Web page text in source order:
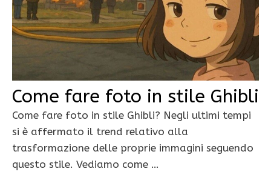
Come fare foto in stile Ghibli
Come fare foto in stile Ghibli? Negli ultimi tempi
si è affermato il trend relativo alla
trasformazione delle proprie immagini seguendo
questo stile. Vediamo come …